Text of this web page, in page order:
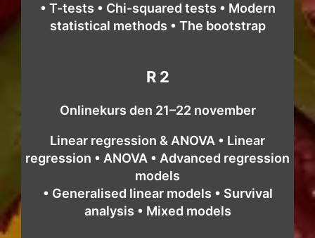
• T-tests • Chi-squared tests • Modern
statistical methods • The bootstrap
R 2
Onlinekurs den 21–22 november
Linear regression & ANOVA • Linear
regression • ANOVA • Advanced regression
models
• Generalised linear models • Survival
analysis • Mixed models